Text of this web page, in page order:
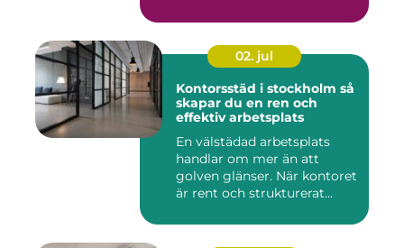
02. jul
Kontorsstäd i stockholm så
skapar du en ren och
effektiv arbetsplats
En välstädad arbetsplats
handlar om mer än att
golven glänser. När kontoret
är rent och strukturerat...